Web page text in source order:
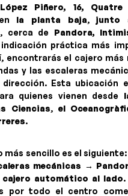
Piñero, 16, Quatre
la planta baja,junto
, cerca de Pandora,
práctica más
encontrarás el cajero más
y las escaleras
Esta ubicación
quienes vienen desde
Ciencias, el
.
más sencillo es el siguiente:
mecánicas →
automático al lado
por todo el centro